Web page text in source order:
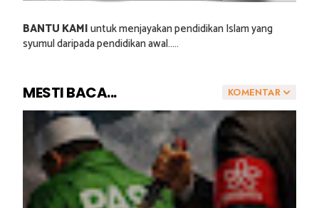
BANTU KAMIuntuk menjayakan pendidikan Islam yang
syumul daripada pendidikan awal.....
KOMENTAR
MESTI BACA...